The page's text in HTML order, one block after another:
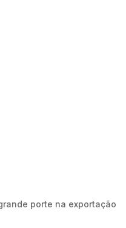
porte na exportação